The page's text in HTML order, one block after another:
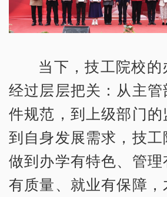
当下，技工院校
经过层层把关：从主
件规范，到上级部门
到自身发展需求，技
做到办学有特色、管
有质量、就业有保障